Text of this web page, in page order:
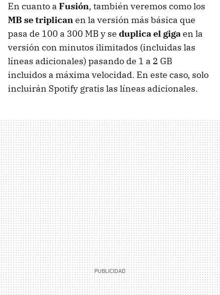
En cuanto a Fusión, también veremos como los
MB se triplicanen la versión más básica que
pasa de 100 a 300 MB y se duplica el gigaen la
versión con minutos ilimitados (incluidas las
líneas adicionales) pasando de 1 a 2 GB
incluidos a máxima velocidad. En este caso, solo
incluirán Spotify gratis las líneas adicionales.